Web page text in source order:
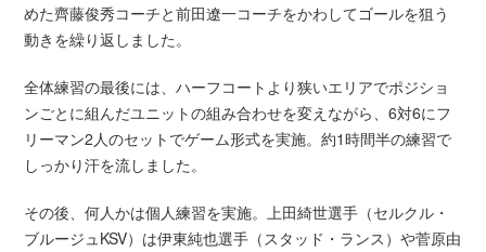
めた齊藤俊秀コーチと前田遼一コーチをかわしてゴールを狙う
動きを繰り返しました。
全体練習の最後には、ハーフコートより狭いエリアでポジショ
ンごとに組んだユニットの組み合わせを変えながら、6対6にフ
リーマン2人のセットでゲーム形式を実施。約1時間半の練習で
しっかり汗を流しました。
その後、何人かは個人練習を実施。上田綺世選手（セルクル・
ブルージュKSV）は伊東純也選手（スタッド・ランス）や菅原由